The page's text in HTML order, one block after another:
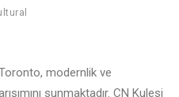
modernlik ve
sunmaktadır. CN Kulesi